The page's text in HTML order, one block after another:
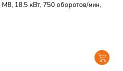
18.5 кВт, 750 оборотов/мин,